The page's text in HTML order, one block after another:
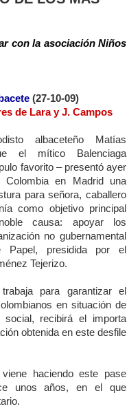
con la asociación Niños
(27-10-09)
de Lara y J. Campos
albaceteño Matías
el mítico Balenciaga
favorito – presentó ayer
en Madrid una
para señora, caballero
como objetivo principal
causa: apoyar los
no gubernamental
Papel, presidida por el
Tejerizo.
para garantizar el
en situación de
social, recibirá el importa
obtenida en este desfile
haciendo este pase
unos años, en el que